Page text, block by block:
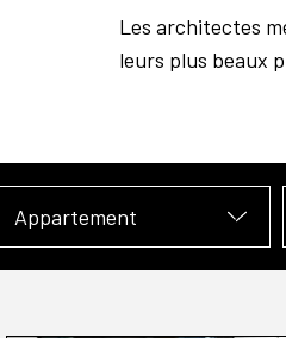
Les architectes
leurs plus beaux
Appartement